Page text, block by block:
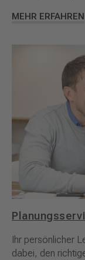
MEHR ERFAHREN
Ihr persönlicher
dabei, den